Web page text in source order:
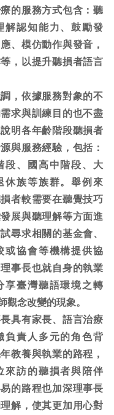
的服務方式包含：聽
解認知能力、鼓勵發
、模仿動作與發音，
，以提升聽損者語言
依據服務對象的不
求與訓練目的也不盡
明各年齡階段聽損者
與服務經驗，包括：
段、國高中階段、大
休族等族群。舉例來
者較需要在聽覺技巧
展與聽理解等方面進
尋求相關的基金會、
或協會等機構提供協
事長也就自身的執業
享臺灣聽語環境之轉
觀念改變的現象。
有家長、語言治療
負責人多元的角色背
教養與執業的路程，
來訪的聽損者與陪伴
的路程也加深理事長
解，使其更加用心對